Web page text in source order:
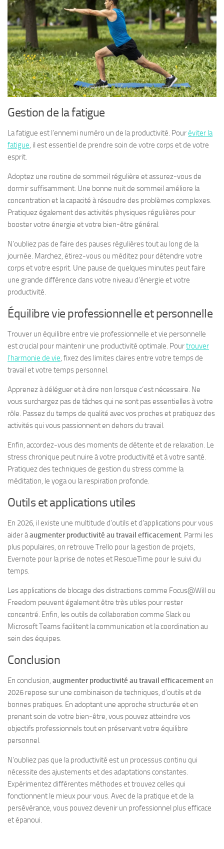
Gestion de la fatigue
La fatigue est l’ennemi numéro un de la productivité. Pouréviter la
fatigue , il est essentiel de prendre soin de votre corps et de votre
esprit.
Adoptez une routine de sommeil régulière et assurez-vous de
dormir suffisamment. Une bonne nuit de sommeil améliore la
concentration et la capacité à résoudre des problèmes complexes.
Pratiquez également des activités physiques régulières pour
booster votre énergie et votre bien-être général.
N’oubliez pas de faire des pauses régulières tout au long de la
journée. Marchez, étirez-vous ou méditez pour détendre votre
corps et votre esprit. Une pause de quelques minutes peut faire
une grande différence dans votre niveau d’énergie et votre
productivité.
Équilibre vie professionnelle et personnelle
Trouver un équilibre entre vie professionnelle et vie personnelle
est crucial pour maintenir une productivité optimale. Pourtrouver
l’harmonie de vie , fixez des limites claires entre votre temps de
travail et votre temps personnel.
Apprenez à déléguer et à dire non lorsque c’est nécessaire. Ne
vous surchargez pas de tâches qui ne sont pas essentielles à votre
rôle. Passez du temps de qualité avec vos proches et pratiquez des
activités qui vous passionnent en dehors du travail.
Enfin, accordez-vous des moments de détente et de relaxation. Le
stress chronique peut nuire à votre productivité et à votre santé.
Pratiquez des techniques de gestion du stress comme la
méditation, le yoga ou la respiration profonde.
Outils et applications utiles
En 2026, il existe une multitude d’outils et d’applications pour vous
aider àaugmenter productivité au travail efficacement . Parmi les
plus populaires, on retrouve Trello pour la gestion de projets,
Evernote pour la prise de notes et RescueTime pour le suivi du
temps.
Les applications de blocage des distractions comme Focus@Will ou
Freedom peuvent également être très utiles pour rester
concentré. Enfin, les outils de collaboration comme Slack ou
Microsoft Teams facilitent la communication et la coordination au
sein des équipes.
Conclusion
En conclusion, augmenter productivité au travail efficacementen
2026 repose sur une combinaison de techniques, d’outils et de
bonnes pratiques. En adoptant une approche structurée et en
prenant soin de votre bien-être, vous pouvez atteindre vos
objectifs professionnels tout en préservant votre équilibre
personnel.
N’oubliez pas que la productivité est un processus continu qui
nécessite des ajustements et des adaptations constantes.
Expérimentez différentes méthodes et trouvez celles qui
fonctionnent le mieux pour vous. Avec de la pratique et de la
persévérance, vous pouvez devenir un professionnel plus efficace
et épanoui.